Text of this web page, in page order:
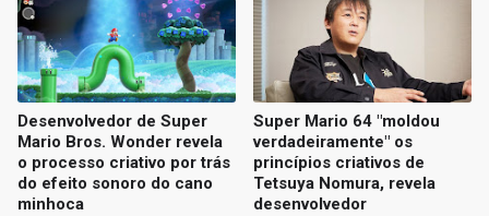
Desenvolvedor de Super
Mario Bros. Wonder revela
o processo criativo por trás
do efeito sonoro do cano
minhoca
Super Mario 64 "moldou
verdadeiramente" os
princípios criativos de
Tetsuya Nomura, revela
desenvolvedor